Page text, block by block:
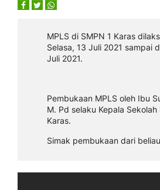
MPLS di SMPN 1 Karas
Selasa, 13 Juli 2021 sampai
Juli 2021.
Pembukaan MPLS oleh Ibu
M. Pd selaku Kepala Sekolah
Karas.
Simak pembukaan dari